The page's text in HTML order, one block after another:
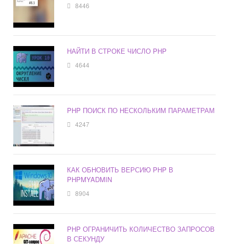
8446
НАЙТИ В СТРОКЕ ЧИСЛО PHP
4644
PHP ПОИСК ПО НЕСКОЛЬКИМ ПАРАМЕТРАМ
4247
КАК ОБНОВИТЬ ВЕРСИЮ PHP В
PHPMYADMIN
8904
PHP ОГРАНИЧИТЬ КОЛИЧЕСТВО ЗАПРОСОВ
В СЕКУНДУ